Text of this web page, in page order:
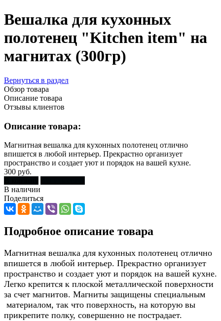
Вешалка для кухонных
полотенец "Kitchen item" на
магнитах (300гр)
Вернуться в раздел
Обзор товара
Описание товара
Отзывы клиентов
Описание товара:
Магнитная вешалка для кухонных полотенец отлично
впишется в любой интерьер. Прекрастно организует
пространство и создает уют и порядок на вашей кухне.
300 руб.
В наличии
Поделиться
Подробное описание товара
Магнитная вешалка для кухонных полотенец отлично
впишется в любой интерьер. Прекрастно организует
пространство и создает уют и порядок на вашей кухне.
Легко крепится к плоской металлической поверхности
за счет магнитов. Магниты защищены специальным
материалом, так что поверхность, на которую вы
прикрепите полку, совершенно не пострадает.